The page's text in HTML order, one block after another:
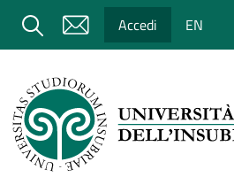
Salta al contenuto principale
Cerca Accedi EN